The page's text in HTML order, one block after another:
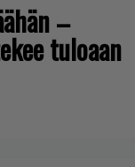
–
tuloaan